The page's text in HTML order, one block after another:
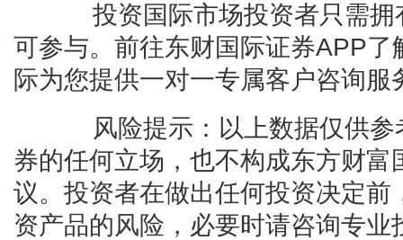
投资国际市场投资者只需拥
可参与。前往东财国际证券APP
际为您提供一对一专属客户咨询服
风险提示：以上数据仅供参
券的任何立场，也不构成东方财
议。投资者在做出任何投资决定
资产品的风险，必要时请咨询专业